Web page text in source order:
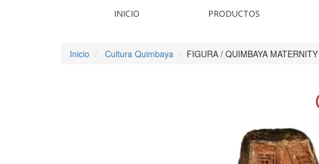
INICIO PRODUCTOS
Inicio Cultura Quimbaya FIGURA / QUIMBAYA